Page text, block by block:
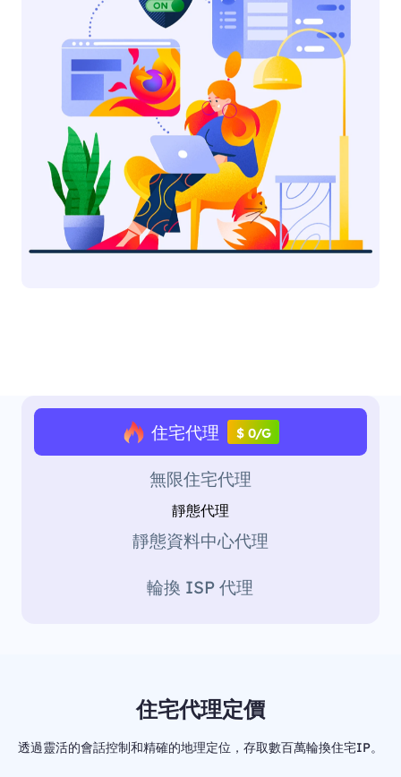
住宅代理 $ 0/G
無限住宅代理
靜態代理
靜態資料中心代理
輪換 ISP 代理
住宅代理定價
透過靈活的會話控制和精確的地理定位，存取數百萬輪換住宅IP。